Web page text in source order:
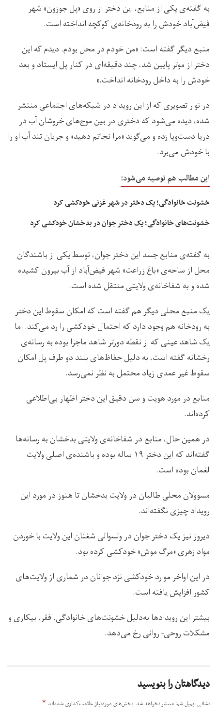
به گفته‌ی یکی از منابع، این دختر از روی «پل جوزون» شهر
فیض‌آباد خودش را به رودخانه‌ی کوکچه انداخته است.
منبع دیگر گفته است: «من خودم در محل بودم. دیدم که این
دختر از موتر پایین شد، چند دقیقه‌ای در کنار پل ایستاد و بعد
خودش را به داخل رودخانه انداخت.»
در نوار تصویری که از این رویداد در شبکه‌های اجتماعی منتشر
شده، دیده می‌شود که دختری در بین موج‌های خروشان آب در
دریا دست‌وپا زده و می‌گوید «مرا نجاتم دهید» و جریان تند آب او را
با خودش می‌برد.
این مطالب هم توصیه می‌شود:
خشونت خانوادگی؛ یک دختر در شهر غزنی خودکشی کرد
خشونت‌های خانوادگی؛ یک دختر جوان در بدخشان خودکشی کرد
به گفته‌ی منابع جسد این دختر جوان، توسط یکی از باشندگان
محل از ساحه‌ی «باغ زراعت» شهر فیض‌آباد از آب بیرون کشیده
شده و به شفاخانه‌‌ی ولایتی منتقل شده است.
یک منبع محلی دیگر هم گفته است که امکان سقوط این دختر
به رودخانه هم وجود دارد که احتمال خودکشی را رد می‌کند. اما
یک شاهد عینی که از نقطه دورتر شاهد ماجرا بوده به رسانه‌ی
رخشانه گفته است، به دلیل حفاظ‌‌های بلند دو طرف پل امکان
سقوط غیر عمدی زیاد محتمل به نظر نمی‌رسد.
منابع در مورد هویت و سن دقیق این دختر اظهار بی‌اطلاعی
کرده‌‌اند.
در همین حال، منابع در شفاخانه‌ی ولایتی بدخشان به رسانه‌ها
گفته‌اند که این دختر ۱۹ ساله بوده و باشنده‌ی اصلی ولایت
لغمان بوده است.
مسوولان محلی طالبان در ولایت بدخشان تا هنوز در مورد این
رویداد چیزی نگفته‌اند.
دیروز نیز یک دختر جوان در ولسوالی شغنان این ولایت با خوردن
مواد زهری «مرگ موش» خودکشی کرده بود.
در این اواخر موارد خودکشی نزد جوانان در شماری از ولایت‌های
کشور افزایش یافته است.
بیشتر این رویدادها به‌دلیل خشونت‌های خانوادگی، فقر، بیکاری و
مشکلات روحی- روانی رخ می‌دهد.
دیدگاهتان را بنویسید
نشانی ایمیل شما منتشر نخواهد شد. بخش‌های موردنیاز علامت‌گذاری شده‌اند *